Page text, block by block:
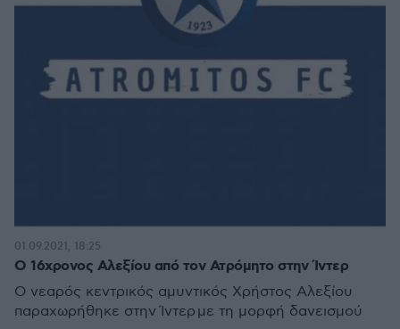
Ο 16χρονος Αλεξίου από τον Ατρόμητο στην Ίντερ
Ο νεαρός κεντρικός αμυντικός Χρήστος Αλεξίου
παραχωρήθηκε στην Ίντερ με τη μορφή δανεισμού
01.09.2021, 18:25